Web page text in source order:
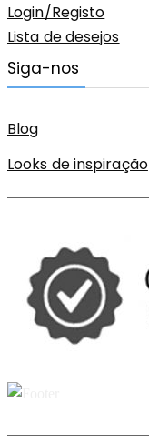
Login/Registo
Lista de desejos
Siga-nos
Blog
Looks de inspiração